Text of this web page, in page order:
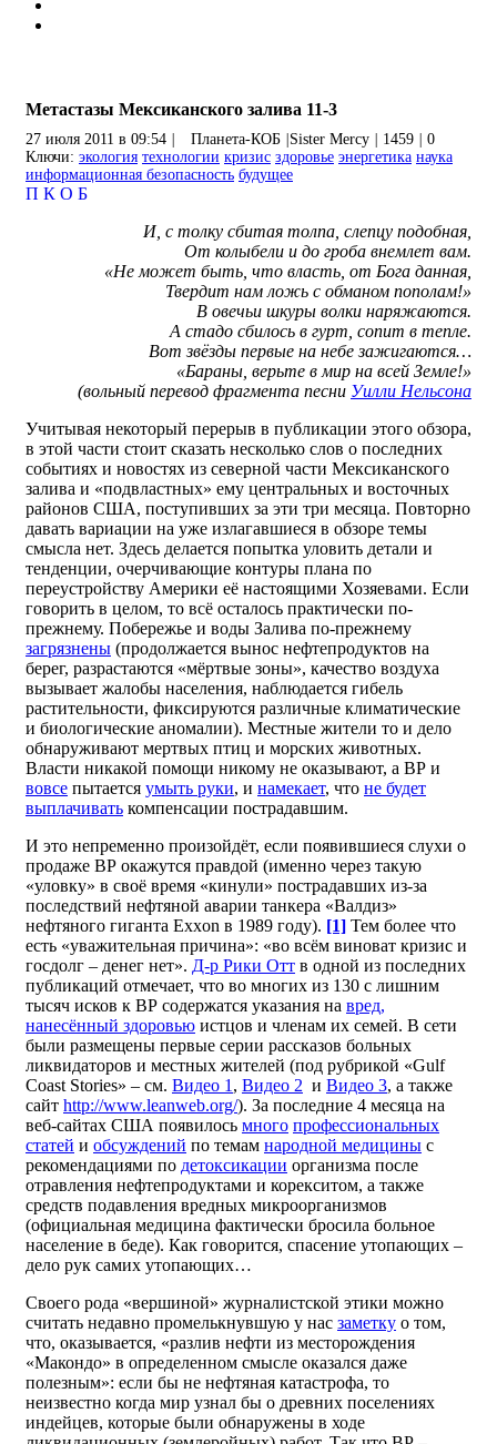
Метастазы Мексиканского залива 11-3
27 июля 2011 в 09:54 Планета-КОБ Sister Mercy 1459
0
Ключи: экология технологии кризис здоровье энергетика наука
информационная безопасность будущее
П К О Б
И, с толку сбитая толпа, слепцу подобная,
От колыбели и до гроба внемлет вам.
«Не может быть, что власть, от Бога данная,
Твердит нам ложь с обманом пополам!»
В овечьи шкуры волки наряжаются.
А стадо сбилось в гурт, сопит в тепле.
Вот звёзды первые на небе зажигаются…
«Бараны, верьте в мир на всей Земле!»
(вольный перевод фрагмента песни Уилли Нельсона
Учитывая некоторый перерыв в публикации этого обзора,
в этой части стоит сказать несколько слов о последних
событиях и новостях из северной части Мексиканского
залива и «подвластных» ему центральных и восточных
районов США, поступивших за эти три месяца. Повторно
давать вариации на уже излагавшиеся в обзоре темы
смысла нет. Здесь делается попытка уловить детали и
тенденции, очерчивающие контуры плана по
переустройству Америки её настоящими Хозяевами. Если
говорить в целом, то всё осталось практически по-
прежнему. Побережье и воды Залива по-прежнему
загрязнены (продолжается вынос нефтепродуктов на
берег, разрастаются «мёртвые зоны», качество воздуха
вызывает жалобы населения, наблюдается гибель
растительности, фиксируются различные климатические
и биологические аномалии). Местные жители то и дело
обнаруживают мертвых птиц и морских животных.
Власти никакой помощи никому не оказывают, а ВР и
вовсе пытается умыть руки, и намекает, что не будет
выплачивать компенсации пострадавшим.
И это непременно произойдёт, если появившиеся слухи о
продаже ВР окажутся правдой (именно через такую
«уловку» в своё время «кинули» пострадавших из-за
последствий нефтяной аварии танкера «Валдиз»
нефтяного гиганта Exxon в 1989 году). [1] Тем более что
есть «уважительная причина»: «во всём виноват кризис и
госдолг – денег нет». Д-р Рики Отт в одной из последних
публикаций отмечает, что во многих из 130 с лишним
тысяч исков к ВР содержатся указания на вред,
нанесённый здоровью истцов и членам их семей. В сети
были размещены первые серии рассказов больных
ликвидаторов и местных жителей (под рубрикой «Gulf
Coast Stories» – см. Видео 1 , Видео 2 и Видео 3, а также
сайт http://www.leanweb.org/). За последние 4 месяца на
веб-сайтах США появилось много профессиональных
статей и обсуждений по темам народной медицины с
рекомендациями по детоксикации организма после
отравления нефтепродуктами и корекситом, а также
средств подавления вредных микроорганизмов
(официальная медицина фактически бросила больное
население в беде). Как говорится, спасение утопающих –
дело рук самих утопающих…
Своего рода «вершиной» журналистской этики можно
считать недавно промелькнувшую у нас заметку о том,
что, оказывается, «разлив нефти из месторождения
«Макондо» в определенном смысле оказался даже
полезным»: если бы не нефтяная катастрофа, то
неизвестно когда мир узнал бы о древних поселениях
индейцев, которые были обнаружены в ходе